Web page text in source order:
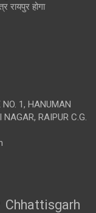
रायपुर होगा
NO. 1, HANUMAN
RAIPUR C.G.
Chhattisgarh